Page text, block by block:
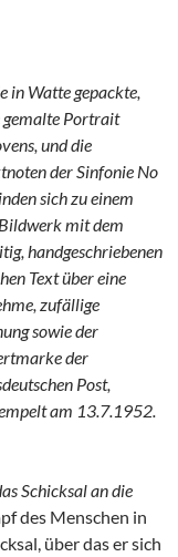
in Watte gepackte,
gemalte Portrait
und die
der Sinfonie No
sich zu einem
mit dem
handgeschriebenen
Text über eine
zufällige
sowie der
der
Post,
am 13.7.1952.
Schicksal an die
des Menschen in
über das er sich